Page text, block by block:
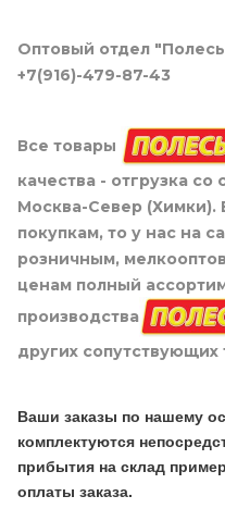
Оптовый отдел
+7(916)-479-87-43
Все товары
качества - отгрузка
Москва-Север (Химки).
покупкам, то у нас на
розничным,
ценам полный
производства
других сопутствующих
Ваши заказы по нашему
комплектуются
прибытия на склад
оплаты заказа.